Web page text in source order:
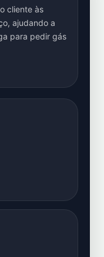
cliente às
ajudando a
para pedir gás